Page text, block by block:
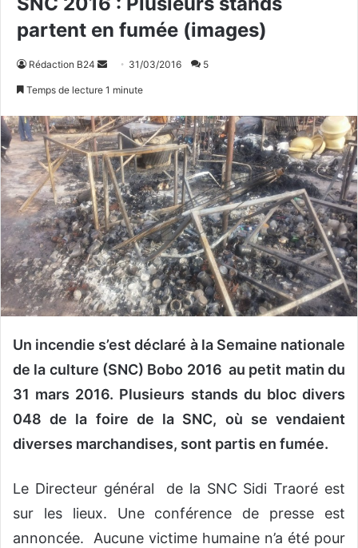
partent en fumée (images)
Rédaction B24
o
y
e
r
u
n
c
o
u
r
r
e
l
31/03/2016 5
Temps de lecture 1 minute
Un incendie s’est déclaré à la Semaine nationale
de la culture (SNC) Bobo 2016 au petit matin du
31 mars 2016. Plusieurs stands du bloc divers
048 de la foire de la SNC, où se vendaient
diverses marchandises, sont partis en fumée.
Le Directeur général de la SNC Sidi Traoré est
sur les lieux. Une conférence de presse est
annoncée. Aucune victime humaine n’a été pour